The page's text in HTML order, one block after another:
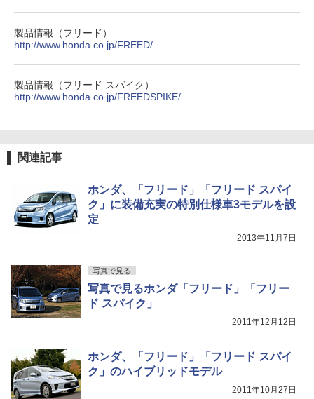
製品情報（フリード）
http://www.honda.co.jp/FREED/
製品情報（フリード スパイク）
http://www.honda.co.jp/FREEDSPIKE/
関連記事
ホンダ、「フリード」「フリード スパイ
ク」に装備充実の特別仕様車3モデルを設
定
2013年11月7日
写真で見る
写真で見るホンダ「フリード」「フリー
ド スパイク」
2011年12月12日
ホンダ、「フリード」「フリード スパイ
ク」のハイブリッドモデル
2011年10月27日